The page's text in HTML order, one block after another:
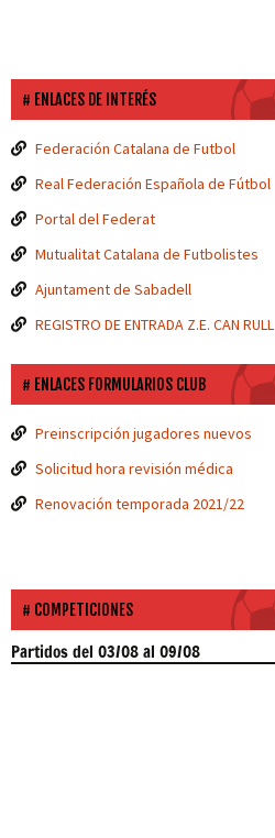
ENLACES DE INTERÉS
Federación Catalana de Futbol
Real Federación Española de Fútbol
Portal del Federat
Mutualitat Catalana de Futbolistes
Ajuntament de Sabadell
REGISTRO DE ENTRADA Z.E. CAN RULL
ENLACES FORMULARIOS CLUB
Preinscripción jugadores nuevos
Solicitud hora revisión médica
Renovación temporada 2021/22
COMPETICIONES
Partidosdel 03/08 al 09/08